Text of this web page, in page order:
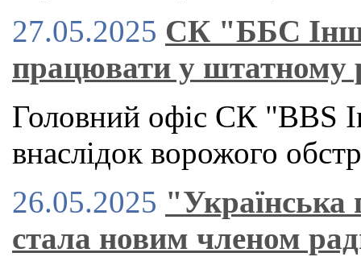
27.05.2025 СК "ББС
працювати у штатному
Головний офіс СК "BBS
внаслідок ворожого
26.05.2025 "Українська
стала новим членом